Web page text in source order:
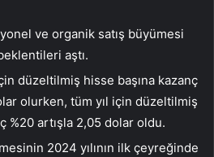
ve organik satış büyümesi
aştı.
düzeltilmiş hisse başına kazanç
olurken, tüm yıl için düzeltilmiş
%20 artışla 2,05 dolar oldu.
2024 yılının ilk çeyreğinde